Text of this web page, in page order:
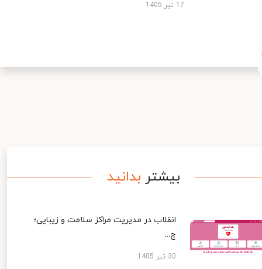
17 تیر 1405
بیشتر بدانید
انقلاب در مدیریت مراکز سلامت و زیبایی؛
چ...
30 تیر 1405